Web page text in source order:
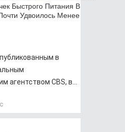
Быстрого Питания В
Удвоилось Менее
в
агентством CBS, в...